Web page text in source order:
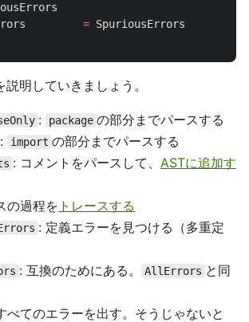
= SpuriousErrors
明していきましょう。
: package の部分までパースする
: import の部分までパースする
: コメントをパースして、 ASTに追加す
の過程を トレースする
: 定義エラーを見つける（多重定
: 互換のためにある。 AllErrors と同
べてのエラーを出す。そうじゃないと